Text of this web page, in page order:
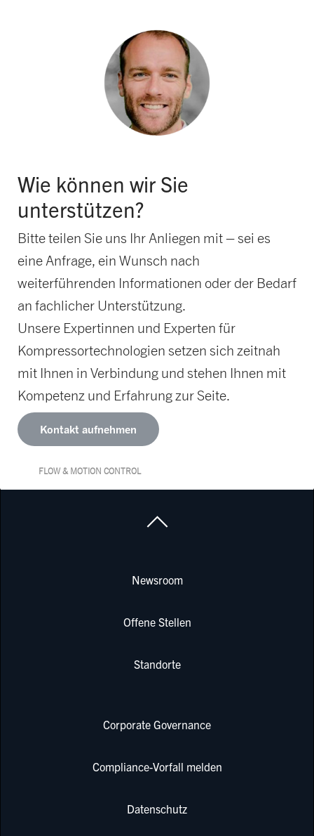
Wie können wir Sie
unterstützen?
Bitte teilen Sie uns Ihr Anliegen mit – sei es
eine Anfrage, ein Wunsch nach
weiterführenden Informationen oder der Bedarf
an fachlicher Unterstützung.
Unsere Expertinnen und Experten für
Kompressortechnologien setzen sich zeitnah
mit Ihnen in Verbindung und stehen Ihnen mit
Kompetenz und Erfahrung zur Seite.
Kontakt aufnehmen
FLOW & MOTION CONTROL
Newsroom
Offene Stellen
Standorte
Corporate Governance
Compliance-Vorfall melden
Datenschutz